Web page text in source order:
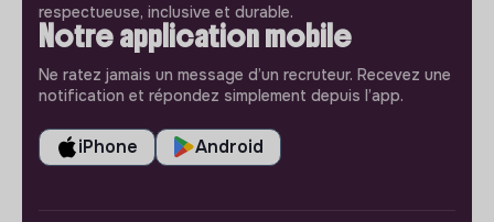
respectueuse, inclusive et durable.
Notre application mobile
Ne ratez jamais un message d’un recruteur. Recevez une
notification et répondez simplement depuis l’app.
iPhone Android